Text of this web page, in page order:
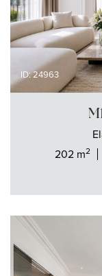
ID: 24963
202 m2